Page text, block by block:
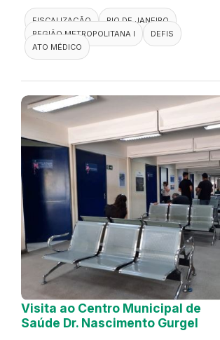
FISCALIZAÇÃO
RIO DE JANEIRO
REGIÃO METROPOLITANA I
DEFIS
ATO MÉDICO
Visita ao Centro Municipal de
Saúde Dr. Nascimento Gurgel